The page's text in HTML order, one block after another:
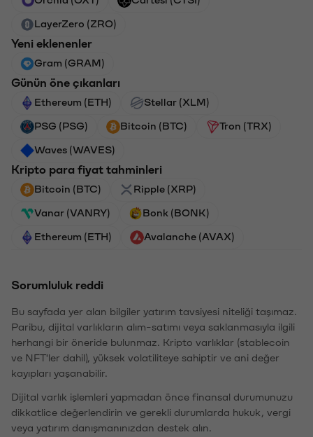
LayerZero (ZRO)
Yeni eklenenler
Gram (GRAM)
Günün öne çıkanları
Ethereum (ETH) Stellar (XLM)
PSG (PSG) Bitcoin (BTC) Tron (TRX)
Waves (WAVES)
Kripto para fiyat tahminleri
Bitcoin (BTC) Ripple (XRP)
Vanar (VANRY) Bonk (BONK)
Ethereum (ETH) Avalanche (AVAX)
Sorumluluk reddi
Bu sayfada yer alan bilgiler yatırım tavsiyesi niteliği taşımaz.
Paribu, dijital varlıkların alım-satımı veya saklanmasıyla ilgili
herhangi bir öneride bulunmaz. Kripto varlıklar (stablecoin
ve NFT'ler dahil), yüksek volatiliteye sahiptir ve ani değer
kayıpları yaşanabilir.
Dijital varlık işlemleri yapmadan önce finansal durumunuzu
dikkatlice değerlendirin ve gerekli durumlarda hukuk, vergi
veya yatırım danışmanınızdan destek alın.